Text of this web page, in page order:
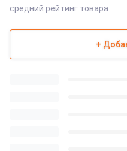
средний рейтинг товара
+